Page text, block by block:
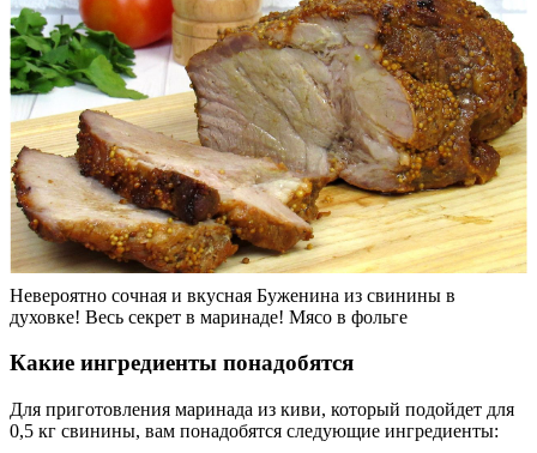
Невероятно сочная и вкусная Буженина из свинины в
духовке! Весь секрет в маринаде! Мясо в фольге
Какие ингредиенты понадобятся
Для приготовления маринада из киви, который подойдет для
0,5 кг свинины, вам понадобятся следующие ингредиенты: